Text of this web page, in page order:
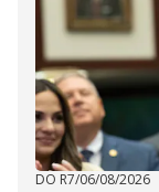
DO R7/06/08/2026